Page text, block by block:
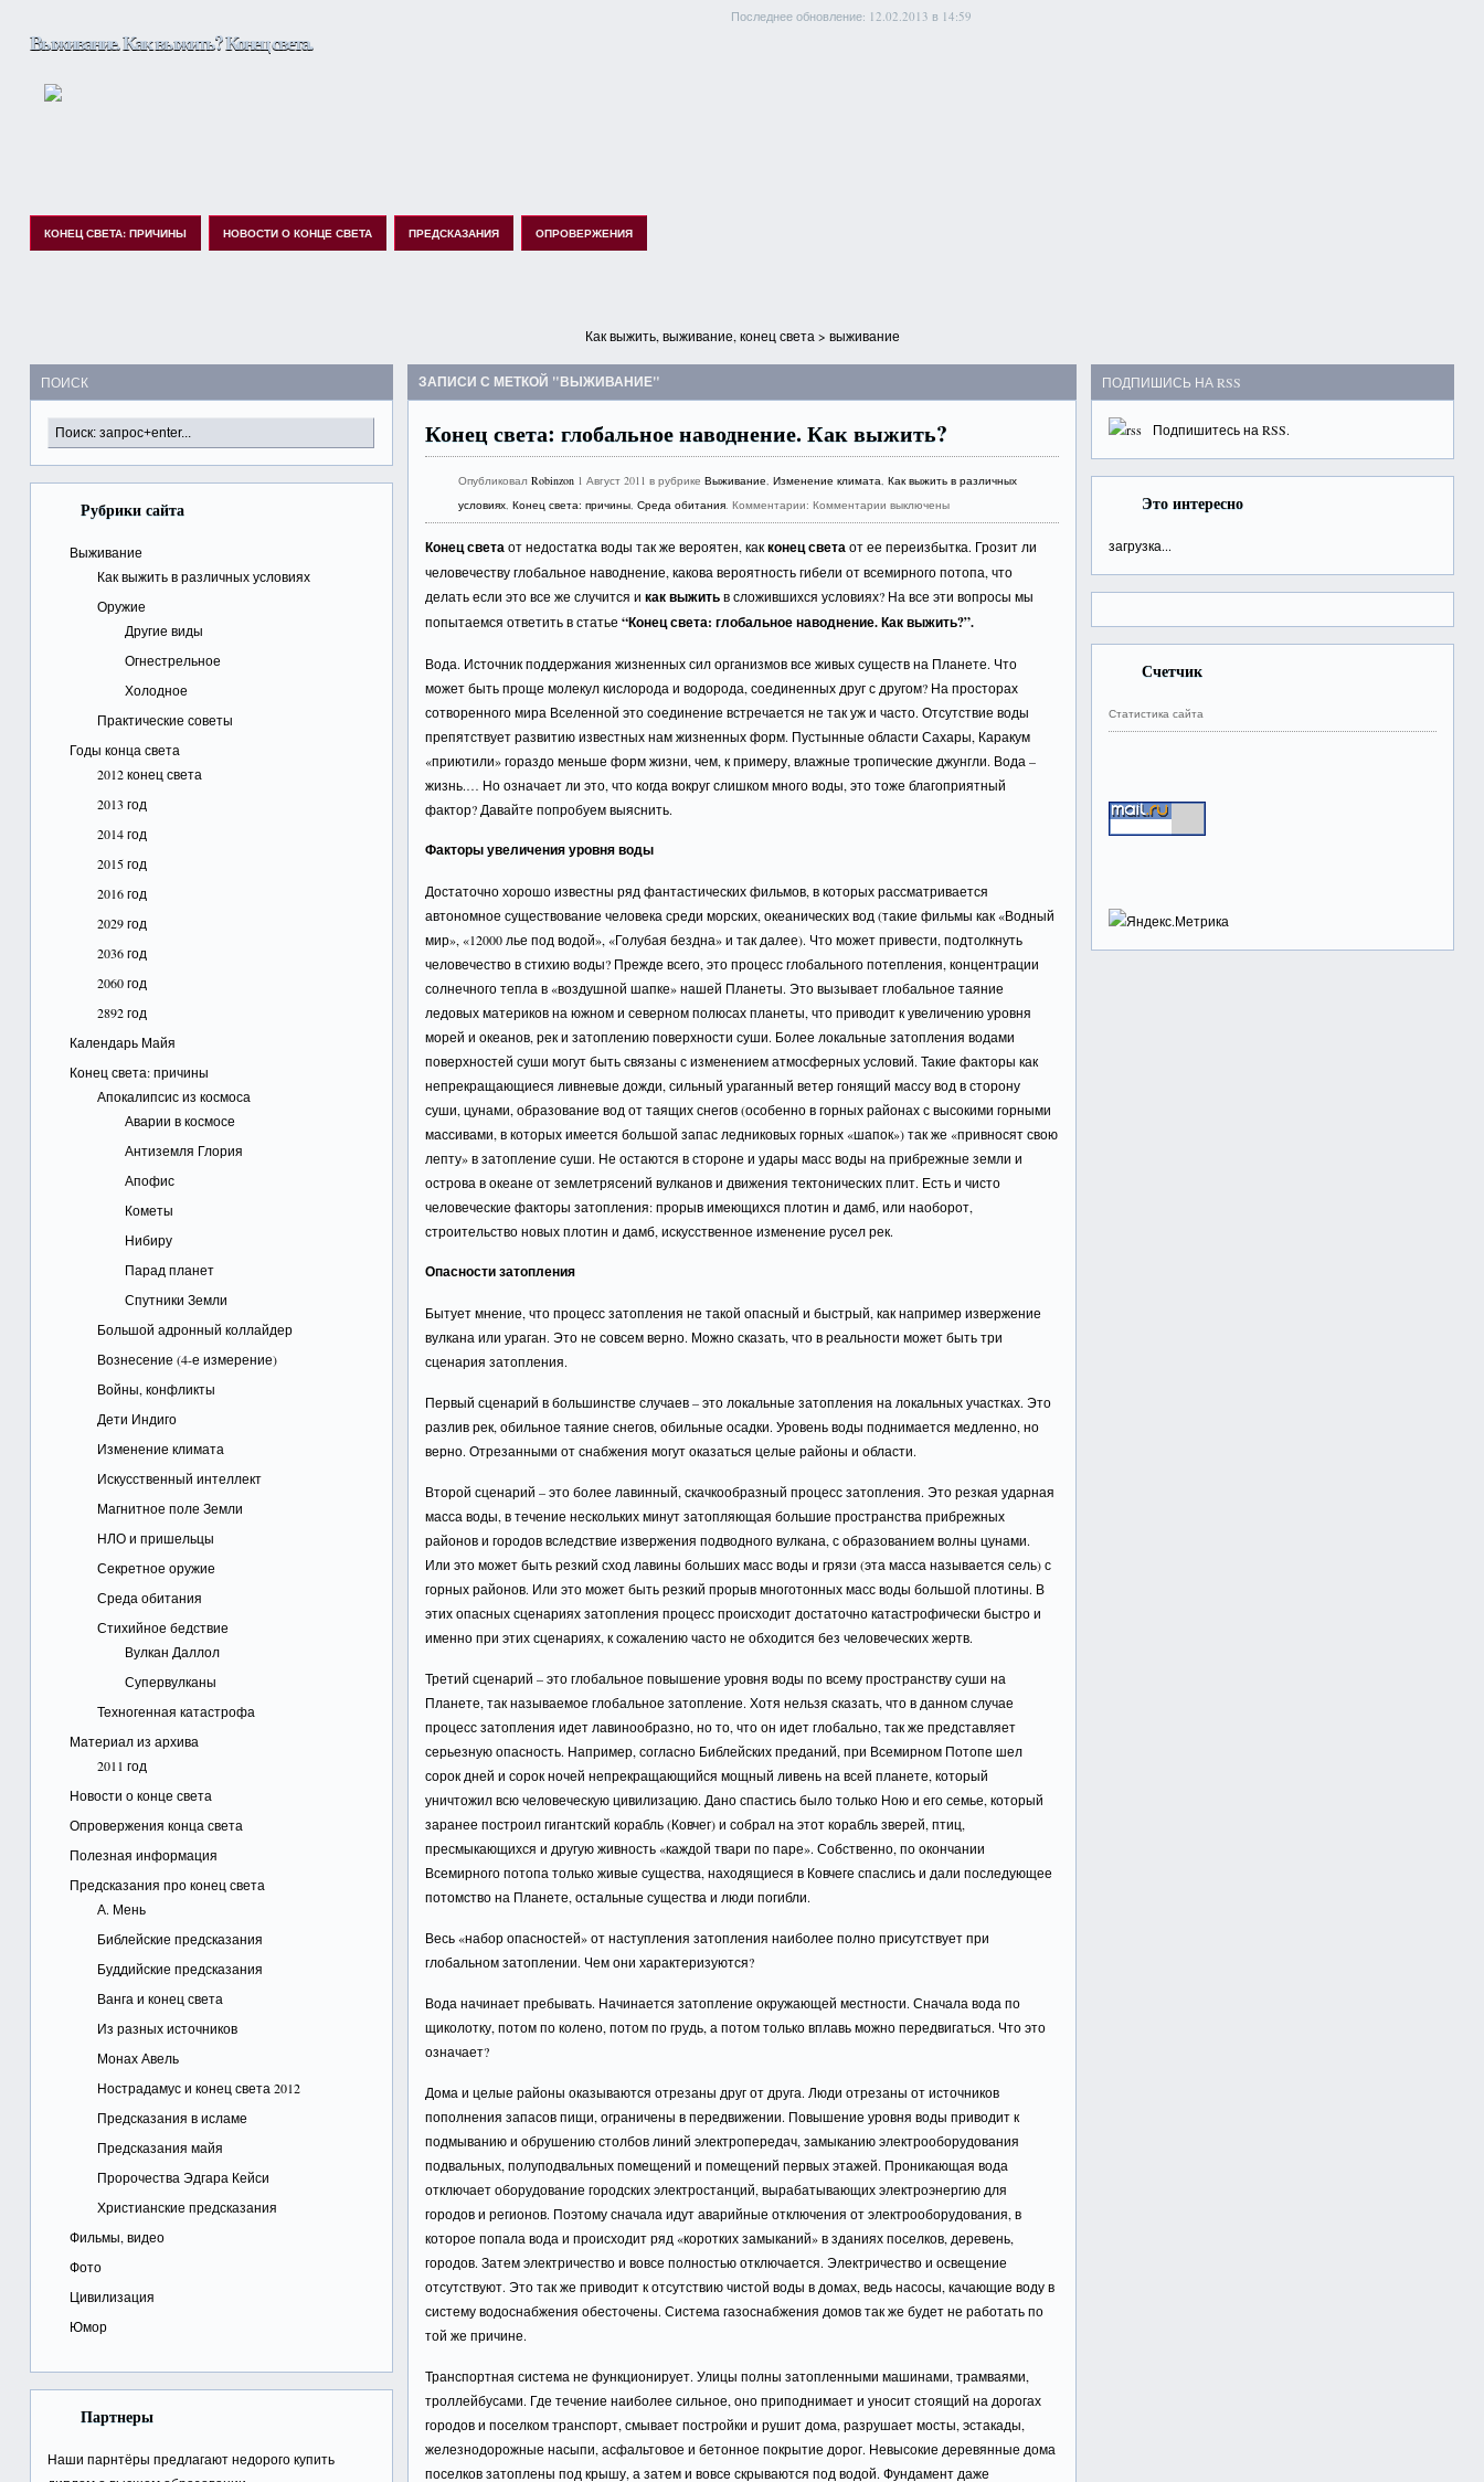
Выживание. Как выжить? Конец света.
Последнее обновление: 12.02.2013 в 14:59
КОНЕЦ СВЕТА: ПРИЧИНЫ НОВОСТИ О КОНЦЕ СВЕТА ПРЕДСКАЗАНИЯ ОПРОВЕРЖЕНИЯ
Как выжить, выживание, конец света > выживание
ПОИСК
Рубрики сайта
Выживание
Как выжить в различных условиях
Оружие
Другие виды
Огнестрельное
Холодное
Практические советы
Годы конца света
2012 конец света
2013 год
2014 год
2015 год
2016 год
2029 год
2036 год
2060 год
2892 год
Календарь Майя
Конец света: причины
Апокалипсис из космоса
Аварии в космосе
Антиземля Глория
Апофис
Кометы
Нибиру
Парад планет
Спутники Земли
Большой адронный коллайдер
Вознесение (4-е измерение)
Войны, конфликты
Дети Индиго
Изменение климата
Искусственный интеллект
Магнитное поле Земли
НЛО и пришельцы
Секретное оружие
Среда обитания
Стихийное бедствие
Вулкан Даллол
Супервулканы
Техногенная катастрофа
Материал из архива
2011 год
Новости о конце света
Опровержения конца света
Полезная информация
Предсказания про конец света
А. Мень
Библейские предсказания
Буддийские предсказания
Ванга и конец света
Из разных источников
Монах Авель
Нострадамус и конец света 2012
Предсказания в исламе
Предсказания майя
Пророчества Эдгара Кейси
Христианские предсказания
Фильмы, видео
Фото
Цивилизация
Юмор
Партнеры
Наши парнтёры предлагают недорогокупить
ЗАПИСИ С МЕТКОЙ "ВЫЖИВАНИЕ"
Конец света: глобальное наводнение. Как выжить?
ОпубликовалRobinzon 1 Август 2011 в рубрикеВыживание,Изменение климата,Как выжить в различных
условиях,Конец света: причины,Среда обитания. Комментарии:Комментарии выключены
Конец светаот недостатка воды так же вероятен, какконец светаот ее переизбытка. Грозит ли
человечеству глобальное наводнение, какова вероятность гибели от всемирного потопа, что
делать если это все же случится икак выжитьв сложившихся условиях? На все эти вопросы мы
попытаемся ответить в статье“Конец света: глобальное наводнение. Как выжить?”.
Вода. Источник поддержания жизненных сил организмов все живых существ на Планете. Что
может быть проще молекул кислорода и водорода, соединенных друг с другом? На просторах
сотворенного мира Вселенной это соединение встречается не так уж и часто. Отсутствие воды
препятствует развитию известных нам жизненных форм. Пустынные области Сахары, Каракум
«приютили» гораздо меньше форм жизни, чем, к примеру, влажные тропические джунгли. Вода –
жизнь.… Но означает ли это, что когда вокруг слишком много воды, это тоже благоприятный
фактор? Давайте попробуем выяснить.
Факторы увеличения уровня воды
Достаточно хорошо известны ряд фантастических фильмов, в которых рассматривается
автономное существование человека среди морских, океанических вод (такие фильмы как «Водный
мир», «12000 лье под водой», «Голубая бездна» и так далее). Что может привести, подтолкнуть
человечество в стихию воды? Прежде всего, это процесс глобального потепления, концентрации
солнечного тепла в «воздушной шапке» нашей Планеты. Это вызывает глобальное таяние
ледовых материков на южном и северном полюсах планеты, что приводит к увеличению уровня
морей и океанов, рек и затоплению поверхности суши. Более локальные затопления водами
поверхностей суши могут быть связаны с изменением атмосферных условий. Такие факторы как
непрекращающиеся ливневые дожди, сильный ураганный ветер гонящий массу вод в сторону
суши, цунами, образование вод от таящих снегов (особенно в горных районах с высокими горными
массивами, в которых имеется большой запас ледниковых горных «шапок») так же «привносят свою
лепту» в затопление суши. Не остаются в стороне и удары масс воды на прибрежные земли и
острова в океане от землетрясений вулканов и движения тектонических плит. Есть и чисто
человеческие факторы затопления: прорыв имеющихся плотин и дамб, или наоборот,
строительство новых плотин и дамб, искусственное изменение русел рек.
Опасности затопления
Бытует мнение, что процесс затопления не такой опасный и быстрый, как например извержение
вулкана или ураган. Это не совсем верно. Можно сказать, что в реальности может быть три
сценария затопления.
Первый сценарий в большинстве случаев – это локальные затопления на локальных участках. Это
разлив рек, обильное таяние снегов, обильные осадки. Уровень воды поднимается медленно, но
верно. Отрезанными от снабжения могут оказаться целые районы и области.
Второй сценарий – это более лавинный, скачкообразный процесс затопления. Это резкая ударная
масса воды, в течение нескольких минут затопляющая большие пространства прибрежных
районов и городов вследствие извержения подводного вулкана, с образованием волны цунами.
Или это может быть резкий сход лавины больших масс воды и грязи (эта масса называется сель) с
горных районов. Или это может быть резкий прорыв многотонных масс воды большой плотины. В
этих опасных сценариях затопления процесс происходит достаточно катастрофически быстро и
именно при этих сценариях, к сожалению часто не обходится без человеческих жертв.
Третий сценарий – это глобальное повышение уровня воды по всему пространству суши на
Планете, так называемое глобальное затопление. Хотя нельзя сказать, что в данном случае
процесс затопления идет лавинообразно, но то, что он идет глобально, так же представляет
серьезную опасность. Например, согласно Библейских преданий, при Всемирном Потопе шел
сорок дней и сорок ночей непрекращающийся мощный ливень на всей планете, который
уничтожил всю человеческую цивилизацию. Дано спастись было только Ною и его семье, который
заранее построил гигантский корабль (Ковчег) и собрал на этот корабль зверей, птиц,
пресмыкающихся и другую живность «каждой твари по паре». Собственно, по окончании
Всемирного потопа только живые существа, находящиеся в Ковчеге спаслись и дали последующее
потомство на Планете, остальные существа и люди погибли.
Весь «набор опасностей» от наступления затопления наиболее полно присутствует при
глобальном затоплении. Чем они характеризуются?
Вода начинает пребывать. Начинается затопление окружающей местности. Сначала вода по
щиколотку, потом по колено, потом по грудь, а потом только вплавь можно передвигаться. Что это
означает?
Дома и целые районы оказываются отрезаны друг от друга. Люди отрезаны от источников
пополнения запасов пищи, ограничены в передвижении. Повышение уровня воды приводит к
подмыванию и обрушению столбов линий электропередач, замыканию электрооборудования
подвальных, полуподвальных помещений и помещений первых этажей. Проникающая вода
отключает оборудование городских электростанций, вырабатывающих электроэнергию для
городов и регионов. Поэтому сначала идут аварийные отключения от электрооборудования, в
которое попала вода и происходит ряд «коротких замыканий» в зданиях поселков, деревень,
городов. Затем электричество и вовсе полностью отключается. Электричество и освещение
отсутствуют. Это так же приводит к отсутствию чистой воды в домах, ведь насосы, качающие воду в
систему водоснабжения обесточены. Система газоснабжения домов так же будет не работать по
той же причине.
Транспортная система не функционирует. Улицы полны затопленными машинами, трамваями,
троллейбусами. Где течение наиболее сильное, оно приподнимает и уносит стоящий на дорогах
городов и поселком транспорт, смывает постройки и рушит дома, разрушает мосты, эстакады,
железнодорожные насыпи, асфальтовое и бетонное покрытие дорог. Невысокие деревянные дома
поселков затоплены под крышу, а затем и вовсе скрываются под водой. Фундамент даже
ПОДПИШИСЬ НА RSS
Подпишитесь наRSS.
Это интересно
загрузка...
Счетчик
Статистика сайта